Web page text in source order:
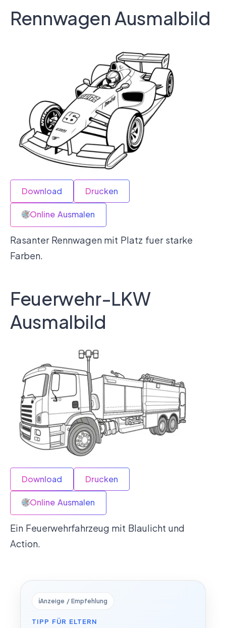
Rennwagen Ausmalbild
Download Drucken
Online Ausmalen
Rasanter Rennwagen mit Platz fuer starke
Farben.
Feuerwehr-LKW
Ausmalbild
Download Drucken
Online Ausmalen
Ein Feuerwehrfahrzeug mit Blaulicht und
Action.
ℹ️Anzeige / Empfehlung
TIPP FÜR ELTERN